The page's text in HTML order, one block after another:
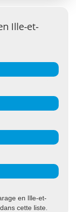
Ille-et-
en Ille-et-
cette liste.